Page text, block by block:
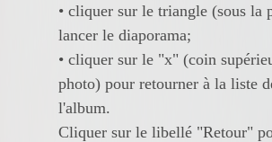
• cliquer sur le triangle (sous la
lancer le diaporama;
• cliquer sur le "x" (coin
photo) pour retourner à la liste
l'album.
Cliquer sur le libellé "Retour"